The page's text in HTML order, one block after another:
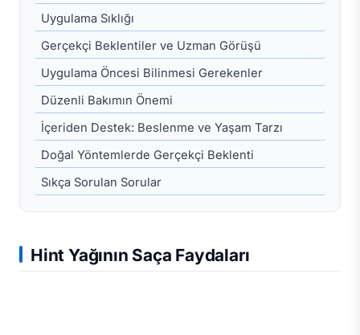
Uygulama Sıklığı
Gerçekçi Beklentiler ve Uzman Görüşü
Uygulama Öncesi Bilinmesi Gerekenler
Düzenli Bakımın Önemi
İçeriden Destek: Beslenme ve Yaşam Tarzı
Doğal Yöntemlerde Gerçekçi Beklenti
Sıkça Sorulan Sorular
Hint Yağının Saça Faydaları